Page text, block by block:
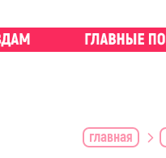
главная